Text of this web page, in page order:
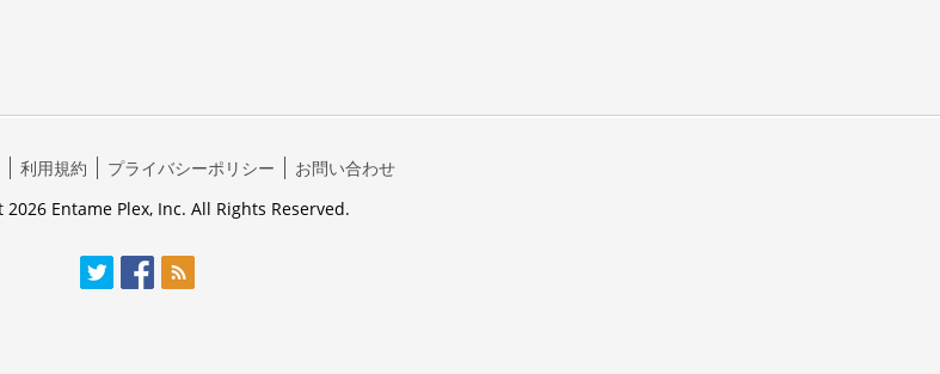
利用規約 プライバシーポリシー
お問い合わせ
2026 Entame Plex, Inc. All Rights Reserved.